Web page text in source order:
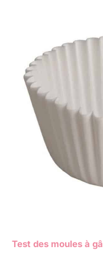
Test des moules à